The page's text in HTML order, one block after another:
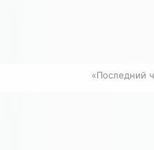
«Последний